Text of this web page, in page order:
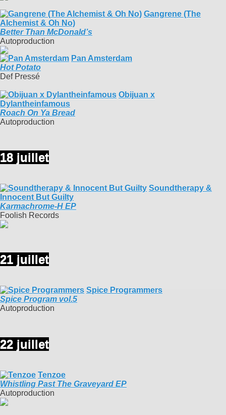
Gangrene (The
Alchemist & Oh No)
Better Than McDonald’s
Autoproduction
Pan Amsterdam
Hot Potato
Def Pressé
Obijuan x
Dylantheinfamous
Roach On Ya Bread
Autoproduction
18 juillet
Soundtherapy &
Innocent But Guilty
Karmachrome-H EP
Foolish Records
21 juillet
Spice Programmers
Spice Program vol.5
Autoproduction
22 juillet
Tenzoe
Whistling Past The Graveyard EP
Autoproduction